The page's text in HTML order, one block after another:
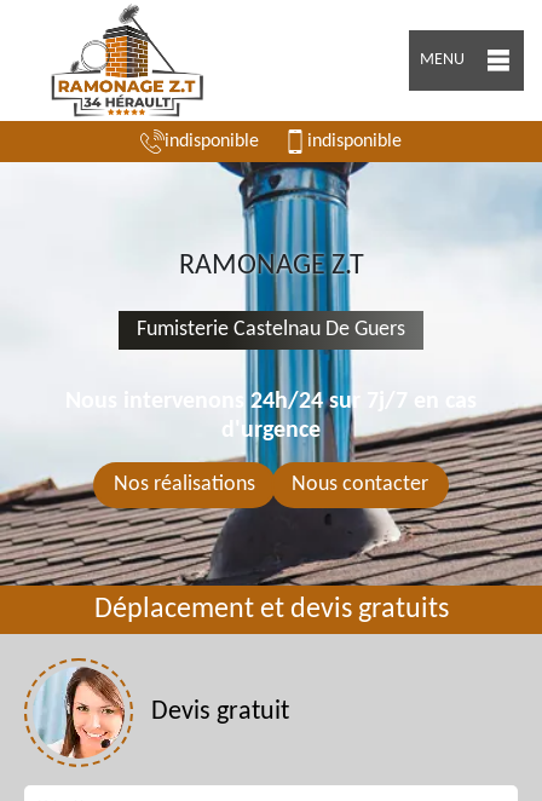
MENU
indisponible indisponible
RAMONAGE Z.T
Fumisterie Castelnau De Guers
Nous intervenons 24h/24 sur 7j/7 en cas
d'urgence
Nos réalisations Nous contacter
Déplacement et devis gratuits
Devis gratuit